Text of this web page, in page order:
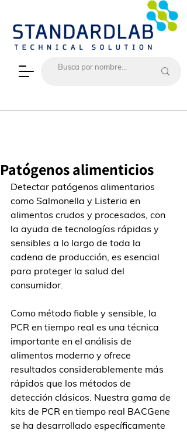
Patógenos alimenticios
Detectar patógenos alimentarios
como Salmonella y Listeria en
alimentos crudos y procesados, con
la ayuda de tecnologías rápidas y
sensibles a lo largo de toda la
cadena de producción, es esencial
para proteger la salud del
consumidor.
Como método fiable y sensible, la
PCR en tiempo real es una técnica
importante en el análisis de
alimentos moderno y ofrece
resultados considerablemente más
rápidos que los métodos de
detección clásicos. Nuestra gama de
kits de PCR en tiempo real BACGene
se ha desarrollado específicamente